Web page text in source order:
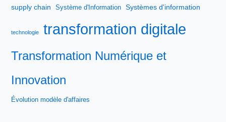
supply chain
Système d'Information Systèmes d'information
technologie transformation digitale
Transformation Numérique et
Innovation
Évolution modèle d'affaires